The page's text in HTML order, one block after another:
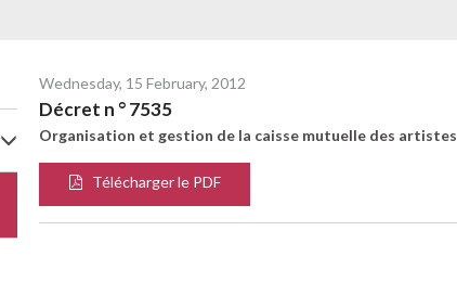
Wednesday, 15 February, 2012
Décret n ° 7535
Organisation et gestion de la caisse mutuelle des artistes
Télécharger le PDF